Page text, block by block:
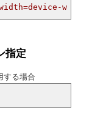
指定
する場合